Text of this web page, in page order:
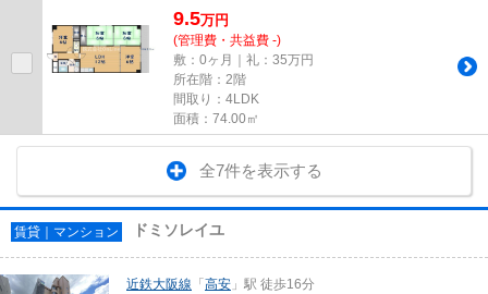
9.5万円
(管理費・共益費 -)
敷：0ヶ月｜礼：35万円
所在階：2階
間取り：4LDK
面積：74.00㎡
全7件を表示する
賃貸｜マンション ドミソレイユ
近鉄大阪線 「高安 」駅 徒歩16分